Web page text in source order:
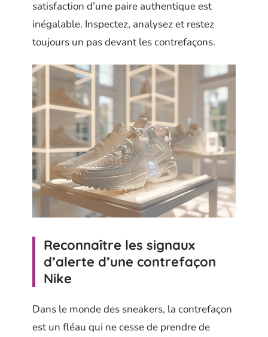
satisfaction d’une paire authentique est
inégalable. Inspectez, analysez et restez
toujours un pas devant les contrefaçons.
Reconnaître les signaux
d’alerte d’une contrefaçon
Nike
Dans le monde des sneakers, la contrefaçon
est un fléau qui ne cesse de prendre de